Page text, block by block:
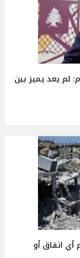
لم يعد يميز بين
أي اتفاق أو